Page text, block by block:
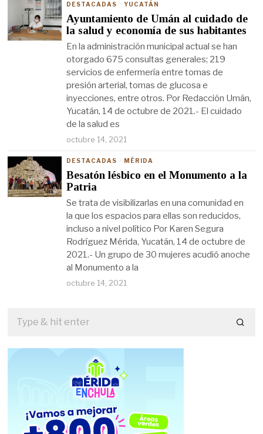
DESTACADAS · YUCATÁN
Ayuntamiento de Umán al cuidado de
la salud y economía de sus habitantes
En la administración municipal actual se han
otorgado 675 consultas generales; 219
servicios de enfermería entre tomas de
presión arterial, tomas de glucosa e
inyecciones, entre otros. Por Redacción Umán,
Yucatán, 14 de octubre de 2021.- El cuidado
de la salud es
octubre 14, 2021
DESTACADAS · MÉRIDA
Besatón lésbico en el Monumento a la
Patria
Se trata de visibilizarlas en una comunidad en
la que los espacios para ellas son reducidos,
incluso a nivel político Por Karen Segura
Rodríguez Mérida, Yucatán, 14 de octubre de
2021.- Un grupo de 30 mujeres acudió anoche
al Monumento a la
octubre 14, 2021